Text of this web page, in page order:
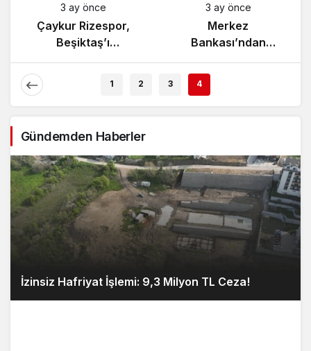
3 ay önce
Yunanistan’da
Zeybek Tartışması
3 ay önce
Çaykur Rizespor,
Beşiktaş’ı
1 2 3 4
Gündemden Haberler
İzinsiz Hafriyat İşlemi: 9,3 Milyon TL Ceza!